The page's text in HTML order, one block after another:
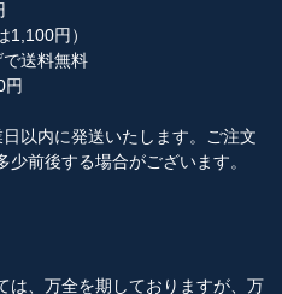
1,100円）
送料無料
以内に発送いたします。ご注文
前後する場合がございます。
は、万全を期しておりますが、万